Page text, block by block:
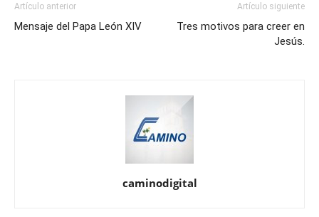
Artículo anterior
Mensaje del Papa León XIV
Artículo siguiente
Tres motivos para creer en
Jesús.
caminodigital